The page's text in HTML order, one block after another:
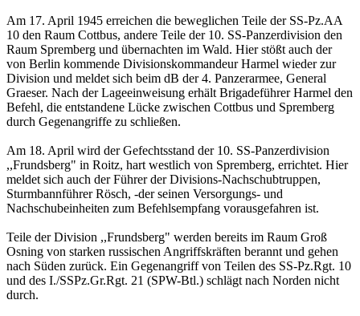
Am 17. April 1945 erreichen die beweglichen Teile der SS-Pz.AA
10 den Raum Cottbus, andere Teile der 10. SS-Panzerdivision den
Raum Spremberg und übernachten im Wald. Hier stößt auch der
von Berlin kommende Divisionskommandeur Harmel wieder zur
Division und meldet sich beim dB der 4. Panzerarmee, General
Graeser. Nach der Lageeinweisung erhält Brigadeführer Harmel den
Befehl, die entstandene Lücke zwischen Cottbus und Spremberg
durch Gegenangriffe zu schließen.
Am 18. April wird der Gefechtsstand der 10. SS-Panzerdivision
,,Frundsberg" in Roitz, hart westlich von Spremberg, errichtet. Hier
meldet sich auch der Führer der Divisions-Nachschubtruppen,
Sturmbannführer Rösch, -der seinen Versorgungs- und
Nachschubeinheiten zum Befehlsempfang vorausgefahren ist.
Teile der Division ,,Frundsberg" werden bereits im Raum Groß
Osning von starken russischen Angriffskräften berannt und gehen
nach Süden zurück. Ein Gegenangriff von Teilen des SS-Pz.Rgt. 10
und des I./SSPz.Gr.Rgt. 21 (SPW-Btl.) schlägt nach Norden nicht
durch.